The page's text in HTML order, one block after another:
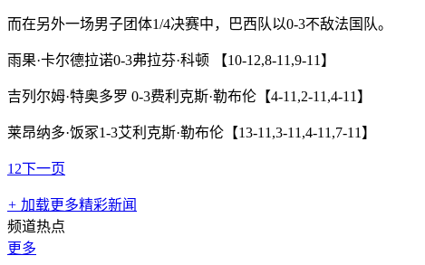
而在另外一场男子团体1/4决赛中，巴西队以0-3不敌法国队。
雨果·卡尔德拉诺0-3弗拉芬·科顿 【10-12,8-11,9-11】
吉列尔姆·特奥多罗 0-3费利克斯·勒布伦【4-11,2-11,4-11】
莱昂纳多·饭冢1-3艾利克斯·勒布伦【13-11,3-11,4-11,7-11】
1 2下一页
+ 加载更多精彩新闻
频道热点
更多